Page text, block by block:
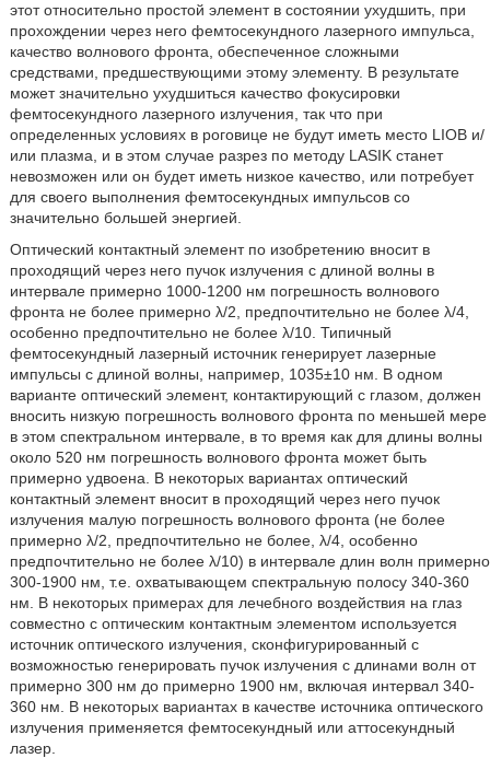
этот относительно простой элемент в состоянии ухудшить, при
прохождении через него фемтосекундного лазерного импульса,
качество волнового фронта, обеспеченное сложными
средствами, предшествующими этому элементу. В результате
может значительно ухудшиться качество фокусировки
фемтосекундного лазерного излучения, так что при
определенных условиях в роговице не будут иметь место LIOB и/
или плазма, и в этом случае разрез по методу LASIK станет
невозможен или он будет иметь низкое качество, или потребует
для своего выполнения фемтосекундных импульсов со
значительно большей энергией.
Оптический контактный элемент по изобретению вносит в
проходящий через него пучок излучения с длиной волны в
интервале примерно 1000-1200 нм погрешность волнового
фронта не более примерно λ/2, предпочтительно не более λ/4,
особенно предпочтительно не более λ/10. Типичный
фемтосекундный лазерный источник генерирует лазерные
импульсы с длиной волны, например, 1035±10 нм. В одном
варианте оптический элемент, контактирующий с глазом, должен
вносить низкую погрешность волнового фронта по меньшей мере
в этом спектральном интервале, в то время как для длины волны
около 520 нм погрешность волнового фронта может быть
примерно удвоена. В некоторых вариантах оптический
контактный элемент вносит в проходящий через него пучок
излучения малую погрешность волнового фронта (не более
примерно λ/2, предпочтительно не более, λ/4, особенно
предпочтительно не более λ/10) в интервале длин волн примерно
300-1900 нм, т.е. охватывающем спектральную полосу 340-360
нм. В некоторых примерах для лечебного воздействия на глаз
совместно с оптическим контактным элементом используется
источник оптического излучения, сконфигурированный с
возможностью генерировать пучок излучения с длинами волн от
примерно 300 нм до примерно 1900 нм, включая интервал 340-
360 нм. В некоторых вариантах в качестве источника оптического
излучения применяется фемтосекундный или аттосекундный
лазер.